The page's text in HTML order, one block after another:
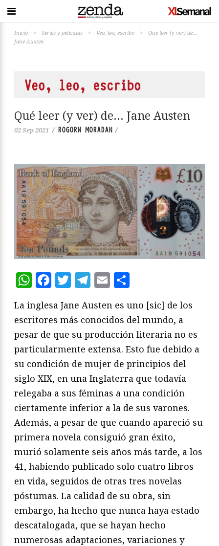
Inicio > Series y películas > Veo, leo, escribo >
Qué leer (y ver) de…
Jane Austen
Veo, leo, escribo
Qué leer (y ver) de… Jane Austen
02 Sep 2021 / ROGORN MORADAN /
WhatsApp
Facebook
Twitter
Telegram
Email
La inglesa Jane Austen es uno [sic] de los
escritores más conocidos del mundo, a
pesar de que su producción literaria no es
particularmente extensa. Esto fue debido a
su condición de mujer de principios del
siglo XIX, en una Inglaterra que todavía
relegaba a sus féminas a una condición
ciertamente inferior a la de sus varones.
Además, a pesar de que cuando apareció su
primera novela consiguió gran éxito,
murió solamente seis años más tarde, a los
41, habiendo publicado solo cuatro libros
en vida, seguidos de otras tres novelas
póstumas. La calidad de su obra, sin
embargo, ha hecho que nunca haya estado
descatalogada, que se hayan hecho
numerosas adaptaciones, variaciones y